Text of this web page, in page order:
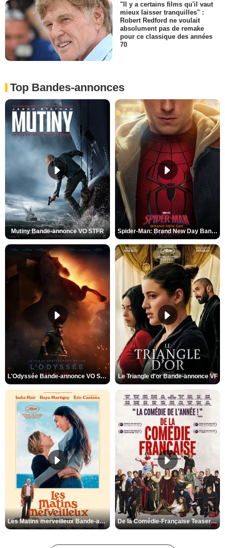
"Il y a certains films qu'il vaut
mieux laisser tranquilles" :
Robert Redford ne voulait
absolument pas de remake
pour ce classique des années
70
Top Bandes-annonces
Mutiny Bande-annonce VO STFR Spider-Man: Brand New Day Bande-annonce VO STFR
L'Odyssée Bande-annonce VO STFR Le Triangle d'or Bande-annonce VF
Les Matins merveilleux Bande-annonce VF De la Comédie-Française Teaser VF